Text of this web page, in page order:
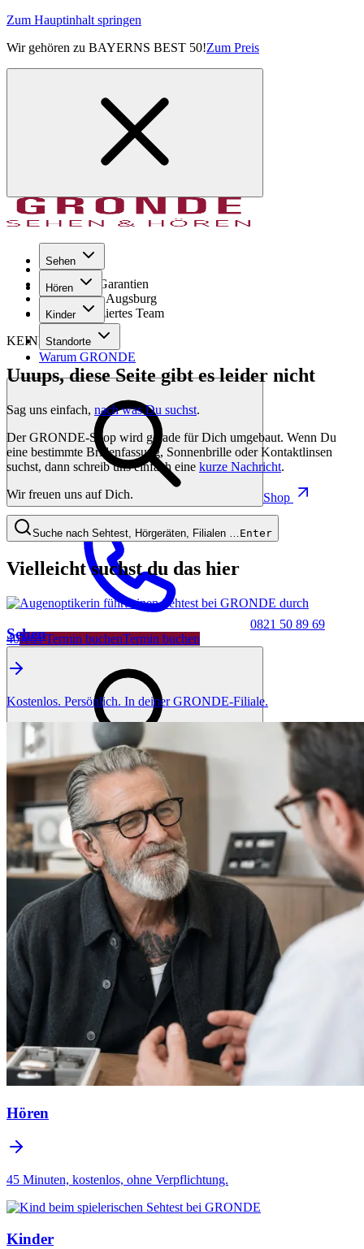
Zum Hauptinhalt springen
Wir gehören zu BAYERNS BEST 50!Zum Preis
Sehen
Hören
Kinder
Standorte
Warum GRONDE
Shop
0821 50 89 69
40Jetzt Termin buchenTermin buchen
Seit 1971
GRONDE Garantien
8× im Raum Augsburg
Hochqualifiziertes Team
KEINE SORGE!
Uuups, diese Seite gibt es leider nicht
Sag uns einfach, nach was Du suchst.
Der GRONDE-Shop wird gerade für Dich umgebaut. Wenn Du
eine bestimmte Brillenfassung, Sonnenbrille oder Kontaktlinsen
suchst, dann schreib uns einfach eine kurze Nachricht.
Wir freuen uns auf Dich.
Suche nach Sehtest, Hörgeräten, Filialen … Enter
Vielleicht suchst du das hier
Sehen
Kostenlos. Persönlich. In deiner GRONDE-Filiale.
Hören
45 Minuten, kostenlos, ohne Verpflichtung.
Kinder